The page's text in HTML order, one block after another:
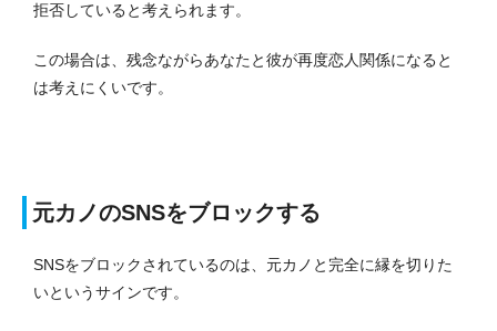
拒否していると考えられます。
この場合は、残念ながらあなたと彼が再度恋人関係になると
は考えにくいです。
元カノのSNSをブロックする
SNSをブロックされているのは、元カノと完全に縁を切りた
いというサインです。